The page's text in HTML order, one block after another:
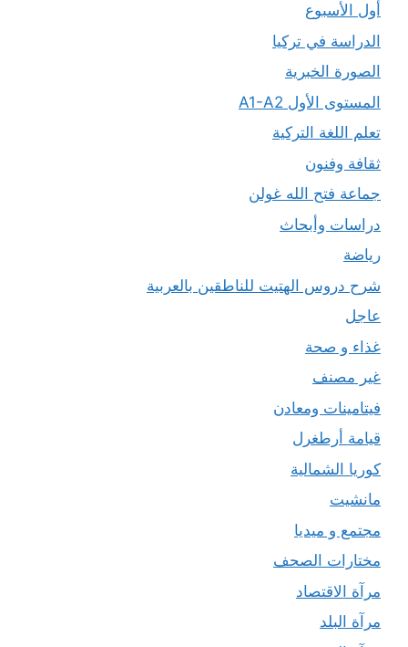
أول الأسبوع
الدراسة في تركيا
الصورة الخبرية
المستوى الأول A1-A2
تعلم اللغة التركية
ثقافة وفنون
جماعة فتح الله غولن
دراسات وأبحاث
رياضة
شرح دروس الهتيت للناطقين بالعربية
عاجل
غذاء و صحة
غير مصنف
فيتامينات ومعادن
قيامة أرطغرل
كوريا الشمالية
مانشيت
مجتمع و ميديا
مختارات الصحف
مرآة الاقتصاد
مرآة البلد